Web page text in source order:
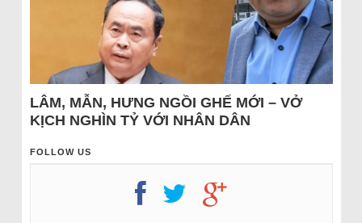
LÂM, MẪN, HƯNG NGỒI GHẾ MỚI – VỞ
KỊCH NGHÌN TỶ VỚI NHÂN DÂN
FOLLOW US